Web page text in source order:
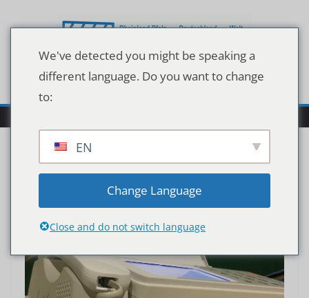
Inhalt
We've detected you might be speaking a
different language. Do you want to change
to:
EN
Change Language
Close and do not switch language